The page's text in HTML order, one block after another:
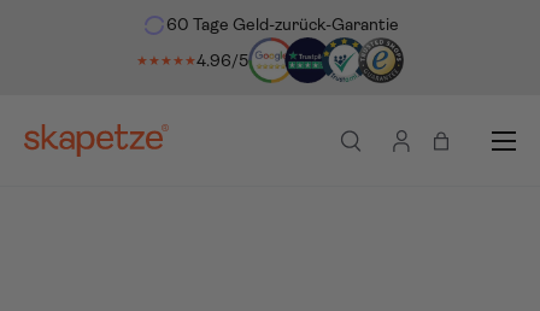
60 Tage Geld-zurück-Garantie
★★★★★4.96/5
Suche
Einloggen
Menü